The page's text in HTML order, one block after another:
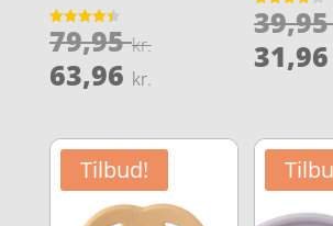
Vurderet
4.4
79,95kr.Den
oprindelige
pris
79,95 kr..
63,96 kr.
pris
er:
63,96 kr..
Vurderet
4.1
31,96
Tilbud!